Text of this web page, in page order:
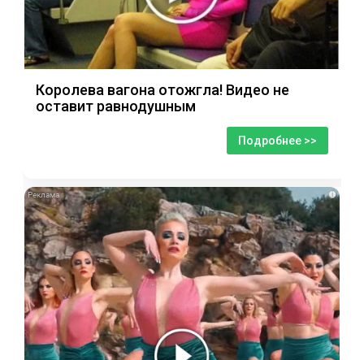
Королева вагона отожгла! Видео не
оставит равнодушным
Подробнее >>
i